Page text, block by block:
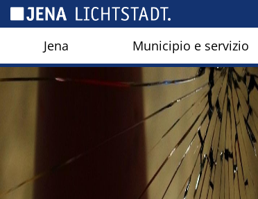
Jena Municipio e servizio
Pannello di gestione dei cookies